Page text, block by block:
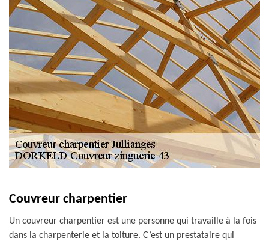
Couvreur charpentier
Un couvreur charpentier est une personne qui travaille à la fois
dans la charpenterie et la toiture. C’est un prestataire qui